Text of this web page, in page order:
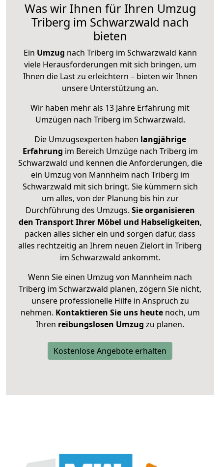
Was wir Ihnen für Ihren Umzug
Triberg im Schwarzwald nach
bieten
Ein Umzug nach Triberg im Schwarzwald kann
viele Herausforderungen mit sich bringen, um
Ihnen die Last zu erleichtern – bieten wir Ihnen
unsere Unterstützung an.
Wir haben mehr als 13 Jahre Erfahrung mit
Umzügen nach Triberg im Schwarzwald.
Die Umzugsexperten haben langjährige
Erfahrung im Bereich Umzüge nach Triberg im
Schwarzwald und kennen die Anforderungen, die
ein Umzug von Mannheim nach Triberg im
Schwarzwald mit sich bringt. Sie kümmern sich
um alles, von der Planung bis hin zur
Durchführung des Umzugs. Sie organisieren
den Transport Ihrer Möbel und Habseligkeiten,
packen alles sicher ein und sorgen dafür, dass
alles rechtzeitig an Ihrem neuen Zielort in Triberg
im Schwarzwald ankommt.
Wenn Sie einen Umzug von Mannheim nach
Triberg im Schwarzwald planen, zögern Sie nicht,
unsere professionelle Hilfe in Anspruch zu
nehmen. Kontaktieren Sie uns heutenoch, um
Ihren reibungslosen Umzug zu planen.
Kostenlose Angebote erhalten